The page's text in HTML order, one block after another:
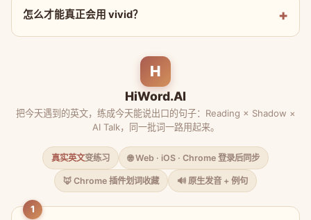
怎么才能真正会用 vivid？
H
HiWord.AI
把今天遇到的英文，练成今天能说出口的句子：Reading × Shadow ×
AI Talk，同一批词一路用起来。
真实英文变练习 🌐 Web · iOS · Chrome 登录后同步
🦊 Chrome 插件划词收藏 🔊 原生发音 + 例句
1